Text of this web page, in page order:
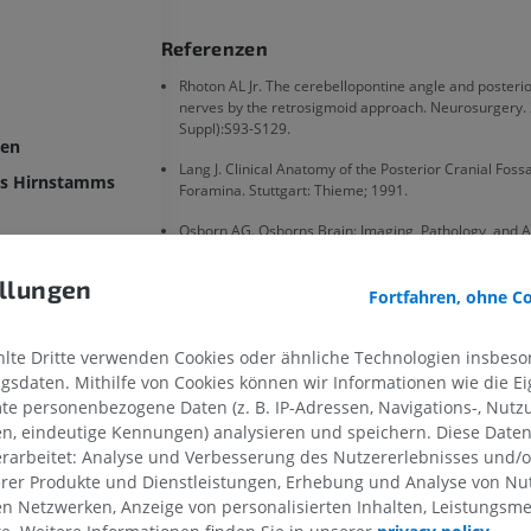
Hirnstamms
der Brücke
Referenzen
Rhoton AL Jr. The cerebellopontine angle and
nerves by the retrosigmoid approach. Neurosurgery.
Suppl):S93-S129.
Lang J. Clinical Anatomy of the Posterior Cranial
Foramina. Stuttgart: Thieme; 1991.
Osborn AG. Osborns Brain: Imaging, Pathology, and
Standring S, editor. Grays Anatomy: The Anatomical
Moore KL, Dalley AF, Agur AMR. Clinically Oriented
Philadelphia: Wolters Kluwer; 2023
Galerie
GLIEDMASSE UNTERE GLIEDMASSE
Fortfahren, ohne
Dritte verwenden Cookies oder ähnliche Technologien
Mithilfe von Cookies können wir Informationen wie die
personenbezogene Daten (z. B. IP-Adressen, Navigations-,
eindeutige Kennungen) analysieren und speichern. Diese
Analyse und Verbesserung des Nutzererlebnisses und/
Produkte und Dienstleistungen, Erhebung und Analyse von
Netzwerken, Anzeige von personalisierten Inhalten,